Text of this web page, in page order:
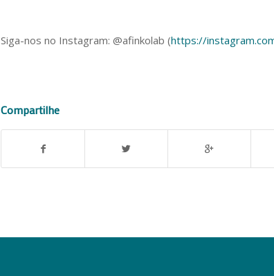
Siga-nos no Instagram: @afinkolab (https://
Compartilhe